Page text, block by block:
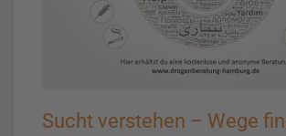
Sucht verstehen – Wege